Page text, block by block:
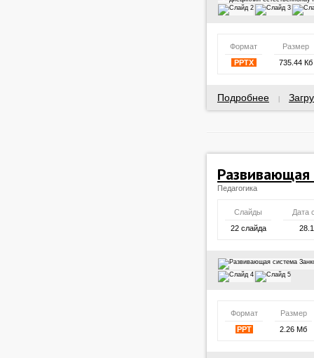
Формат
Размер
PPTX
735.44 Кб
Подробнее
Развивающая
Педагогика
Слайды
Дата
22 слайда
Формат
Размер
PPT
2.26 Мб